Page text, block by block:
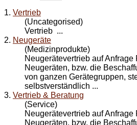
1. Vertrieb
(Uncategorised)
Vertrieb ...
2. Neugeräte
(Medizinprodukte)
Neugerätevertrieb auf Anfrage
Neugeräten, bzw. die
von ganzen Gerätegruppen,
selbstverständlich ...
3. Vertrieb & Beratung
(Service)
Neugerätevertrieb auf Anfrage
Neugeräten, bzw. die